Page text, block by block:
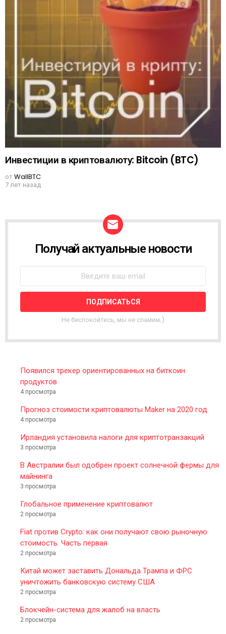
Инвестиции в криптовалюту: Bitcoin (BTC)
отWallBTC
7 лет назад
W
L
T
R
Получай актуальные новости
Не беспокойтесь, мы не спамим;)
Появился трекер ориентированных на биткоин
продуктов
4 просмотра
Прогноз стоимости криптовалюты Maker на 2020 год
4 просмотра
Ирландия установила налоги для криптотранзакций
3 просмотра
В Австралии был одобрен проект солнечной фермы для
майнинга
3 просмотра
Глобальное применение криптовалют
2 просмотра
Fiat против Crypto: как они получают свою рыночную
стоимость. Часть первая
2 просмотра
Китай может заставить Дональда Трампа и ФРС
уничтожить банковскую систему США
2 просмотра
Блокчейн-система для жалоб на власть
2 просмотра